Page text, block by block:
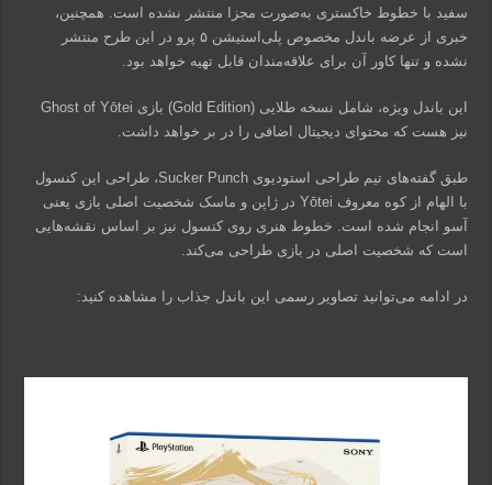
سفید با خطوط خاکستری به‌صورت مجزا منتشر نشده است. همچنین،
خبری از عرضه باندل مخصوص پلی‌استیشن ۵ پرو در این طرح منتشر
نشده و تنها کاور آن برای علاقه‌مندان قابل تهیه خواهد بود.
این باندل ویژه، شامل نسخه طلایی (Gold Edition) بازی Ghost of Yōtei
نیز هست که محتوای دیجیتال اضافی را در بر خواهد داشت.
طبق گفته‌های تیم طراحی استودیوی Sucker Punch، طراحی این کنسول
با الهام از کوه معروف Yōtei در ژاپن و ماسک شخصیت اصلی بازی یعنی
آسو انجام شده است. خطوط هنری روی کنسول نیز بر اساس نقشه‌هایی
است که شخصیت اصلی در بازی طراحی می‌کند.
در ادامه می‌توانید تصاویر رسمی این باندل جذاب را مشاهده کنید: